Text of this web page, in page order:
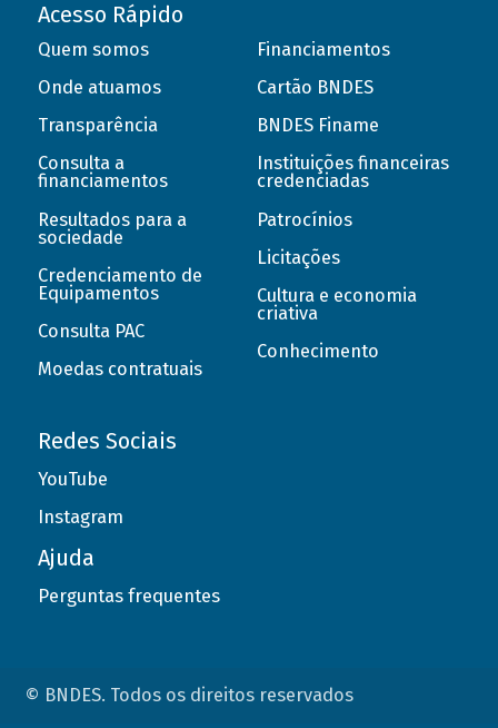
Acesso Rápido
Quem somos
Onde atuamos
Transparência
Consulta a
financiamentos
Resultados para a
sociedade
Credenciamento de
Equipamentos
Consulta PAC
Moedas contratuais
Financiamentos
Cartão BNDES
BNDES Finame
Instituições financeiras
credenciadas
Patrocínios
Licitações
Cultura e economia
criativa
Conhecimento
Redes Sociais
YouTube
Instagram
Ajuda
Perguntas frequentes
© BNDES. Todos os direitos reservados